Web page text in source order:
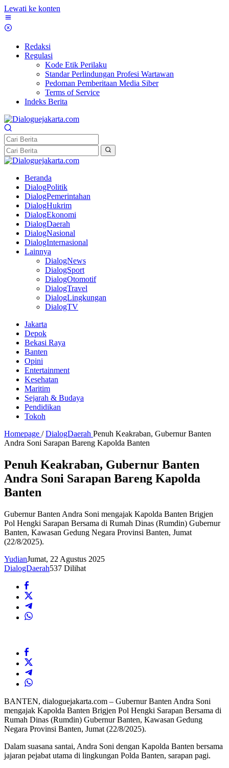
Lewati ke konten
Redaksi
Regulasi
Kode Etik Perilaku
Standar Perlindungan Profesi Wartawan
Pedoman Pemberitaan Media Siber
Terms of Service
Indeks Berita
Beranda
DialogPolitik
DialogPemerintahan
DialogHukrim
DialogEkonomi
DialogDaerah
DialogNasional
DialogInternasional
Lainnya
DialogNews
DialogSport
DialogOtomotif
DialogTravel
DialogLingkungan
DialogTV
Jakarta
Depok
Bekasi Raya
Banten
Opini
Entertainment
Kesehatan
Maritim
Sejarah & Budaya
Pendidikan
Tokoh
Homepage / DialogDaerah Penuh Keakraban, Gubernur Banten
Andra Soni Sarapan Bareng Kapolda Banten
Penuh Keakraban, Gubernur Banten
Andra Soni Sarapan Bareng Kapolda
Banten
Gubernur Banten Andra Soni mengajak Kapolda Banten Brigjen
Pol Hengki Sarapan Bersama di Rumah Dinas (Rumdin) Gubernur
Banten, Kawasan Gedung Negara Provinsi Banten, Jumat
(22/8/2025).
YudianJumat, 22 Agustus 2025
DialogDaerah537 Dilihat
BANTEN, dialoguejakarta.com – Gubernur Banten Andra Soni
mengajak Kapolda Banten Brigjen Pol Hengki Sarapan Bersama di
Rumah Dinas (Rumdin) Gubernur Banten, Kawasan Gedung
Negara Provinsi Banten, Jumat (22/8/2025).
Dalam suasana santai, Andra Soni dengan Kapolda Banten bersama
jajaran pejabat utama di lingkungan Polda Banten, sarapan pagi.